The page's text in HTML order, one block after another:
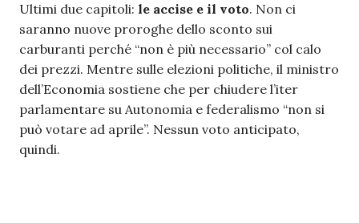
Ultimi due capitoli: le accise e il voto. Non ci
saranno nuove proroghe dello sconto sui
carburanti perché “non è più necessario” col calo
dei prezzi. Mentre sulle elezioni politiche, il ministro
dell’Economia sostiene che per chiudere l’iter
parlamentare su Autonomia e federalismo “non si
può votare ad aprile”. Nessun voto anticipato,
quindi.